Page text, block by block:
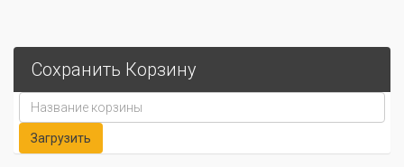
Сохранить Корзину